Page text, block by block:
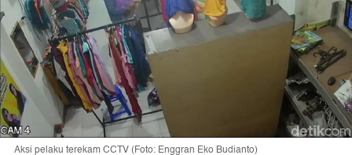
Aksi pelaku terekam CCTV (Foto: Enggran Eko Budianto)